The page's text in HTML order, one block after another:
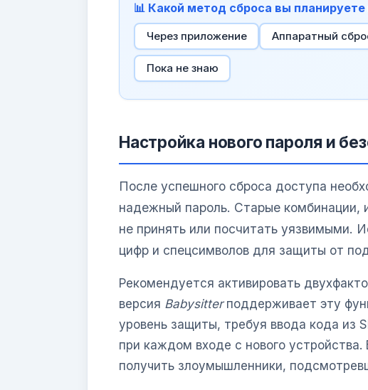
📊 Какой метод сброса вы планируете
Через приложение Аппаратный
Пока не знаю
Настройка нового пароля и
После успешного сброса доступа
надежный пароль. Старые комбинации,
не принять или посчитать уязвимыми.
цифр и спецсимволов для защиты от
Рекомендуется активировать
версия Babysitterподдерживает эту
уровень защиты, требуя ввода кода из
при каждом входе с нового
получить злоумышленники,